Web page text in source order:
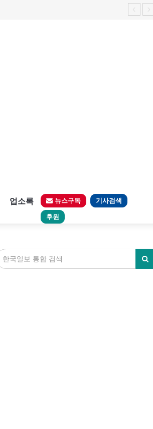
업소록 뉴스구독 기사검색
후원